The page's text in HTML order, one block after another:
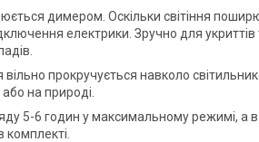
димером. Оскільки світіння
електрики. Зручно для
прокручується навколо
на природі.
5-6 годин у максимальному режимі, а